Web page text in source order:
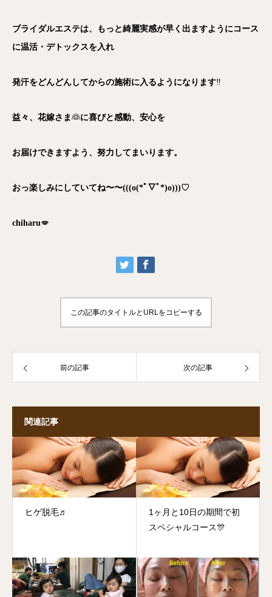
ブライダルエステは、もっと綺麗実感が早く出ますようにコース
に温活・デトックスを入れ
発汗をどんどんしてからの施術に入るようになります‼️
益々、花嫁さま 👰に喜びと感動、安心を
お届けできますよう、努力してまいります。
おっ楽しみにしていてね〜〜(((o(*ﾟ▽ﾟ*)o)))♡
chiharu💋
この記事のタイトルとURLをコピーする
前の記事 次の記事
関連記事
ヒゲ脱毛♬
1ヶ月と10日の期間で初
スペシャルコース🎊